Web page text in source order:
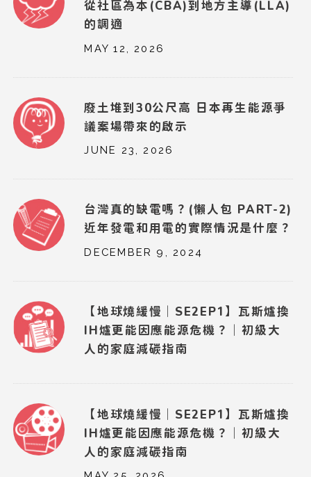
從社區為本(CBA)到地方主導(LLA)
的調適
MAY 12, 2026
廢土堆到30公尺高 日本再生能源爭
議案場帶來的啟示
JUNE 23, 2026
台灣真的缺電嗎？(懶人包 PART-2)
近年發電和用電的實際情況是什麼？
DECEMBER 9, 2024
【地球燒緩慢｜SE2EP1】瓦斯爐換
IH爐更能因應能源危機？｜初級大
人的家庭減碳指南
【地球燒緩慢｜SE2EP1】瓦斯爐換
IH爐更能因應能源危機？｜初級大
人的家庭減碳指南